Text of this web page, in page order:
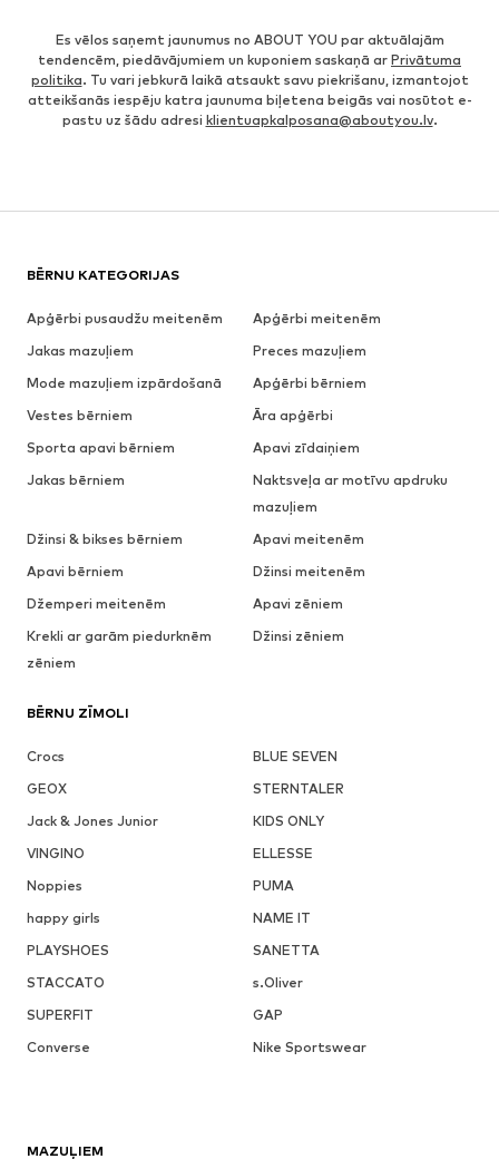
Es vēlos saņemt jaunumus no ABOUT YOU par aktuālajām
tendencēm, piedāvājumiem un kuponiem saskaņā ar Privātuma
politika. Tu vari jebkurā laikā atsaukt savu piekrišanu, izmantojot
atteikšanās iespēju katra jaunuma biļetena beigās vai nosūtot e-
pastu uz šādu adresi klientuapkalposana@aboutyou.lv.
BĒRNU KATEGORIJAS
Apģērbi pusaudžu meitenēm
Apģērbi meitenēm
Jakas mazuļiem
Preces mazuļiem
Mode mazuļiem izpārdošanā
Apģērbi bērniem
Vestes bērniem
Āra apģērbi
Sporta apavi bērniem
Apavi zīdaiņiem
Jakas bērniem
Naktsveļa ar motīvu apdruku
mazuļiem
Džinsi & bikses bērniem
Apavi meitenēm
Apavi bērniem
Džinsi meitenēm
Džemperi meitenēm
Apavi zēniem
Krekli ar garām piedurknēm
zēniem
Džinsi zēniem
BĒRNU ZĪMOLI
Crocs
BLUE SEVEN
GEOX
STERNTALER
Jack & Jones Junior
KIDS ONLY
VINGINO
ELLESSE
Noppies
PUMA
happy girls
NAME IT
PLAYSHOES
SANETTA
STACCATO
s.Oliver
SUPERFIT
GAP
Converse
Nike Sportswear
MAZUĻIEM